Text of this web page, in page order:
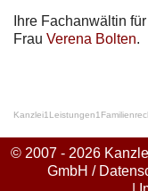
Ihre Fachanwältin
Frau Verena Bolten.
Kanzlei1 Leistungen1
© 2007 - 2026
GmbH /